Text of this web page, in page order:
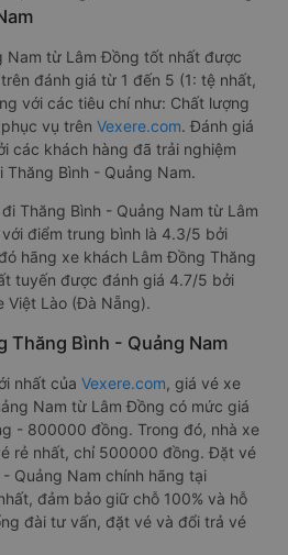
Nam từ Lâm Đồng tốt nhất được
đánh giá từ 1 đến 5 (1: tệ nhất,
với các tiêu chí như: Chất lượng
vụ trên Vexere.com. Đánh giá
các khách hàng đã trải nghiệm
Bình - Quảng Nam.
Thăng Bình - Quảng Nam từ Lâm
điểm trung bình là 4.3/5 bởi
hãng xe khách Lâm Đồng Thăng
tuyến được đánh giá 4.7/5 bởi
Việt Lào (Đà Nẵng).
Thăng Bình - Quảng Nam
nhất của Vexere.com, giá vé xe
Nam từ Lâm Đồng có mức giá
- 800000 đồng. Trong đó, nhà xe
rẻ nhất, chỉ 500000 đồng. Đặt vé
Quảng Nam chính hãng tại
đảm bảo giữ chỗ 100% và hỗ
đài tư vấn, đặt vé và đổi trả vé